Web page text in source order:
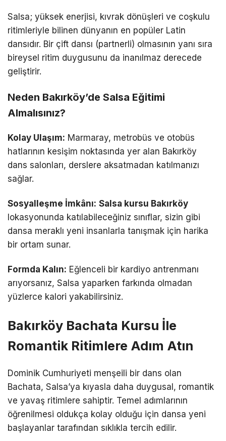
Salsa; yüksek enerjisi, kıvrak dönüşleri ve coşkulu
ritimleriyle bilinen dünyanın en popüler Latin
dansıdır. Bir çift dansı (partnerli) olmasının yanı sıra
bireysel ritim duygusunu da inanılmaz derecede
geliştirir.
Neden Bakırköy’de Salsa Eğitimi
Almalısınız?
Kolay Ulaşım: Marmaray, metrobüs ve otobüs
hatlarının kesişim noktasında yer alan Bakırköy
dans salonları, derslere aksatmadan katılmanızı
sağlar.
Sosyalleşme İmkânı: Salsa kursu Bakırköy
lokasyonunda katılabileceğiniz sınıflar, sizin gibi
dansa meraklı yeni insanlarla tanışmak için harika
bir ortam sunar.
Formda Kalın: Eğlenceli bir kardiyo antrenmanı
arıyorsanız, Salsa yaparken farkında olmadan
yüzlerce kalori yakabilirsiniz.
Bakırköy Bachata Kursu İle
Romantik Ritimlere Adım Atın
Dominik Cumhuriyeti menşeili bir dans olan
Bachata, Salsa’ya kıyasla daha duygusal, romantik
ve yavaş ritimlere sahiptir. Temel adımlarının
öğrenilmesi oldukça kolay olduğu için dansa yeni
başlayanlar tarafından sıklıkla tercih edilir.